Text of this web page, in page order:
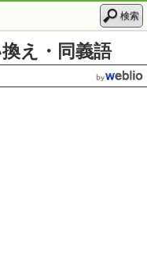
検索
え・同義語